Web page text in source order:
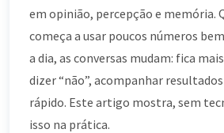
em opinião, percepção e memória.
começa a usar poucos números
a dia, as conversas mudam: fica
dizer “não”, acompanhar
rápido. Este artigo mostra, sem
isso na prática.